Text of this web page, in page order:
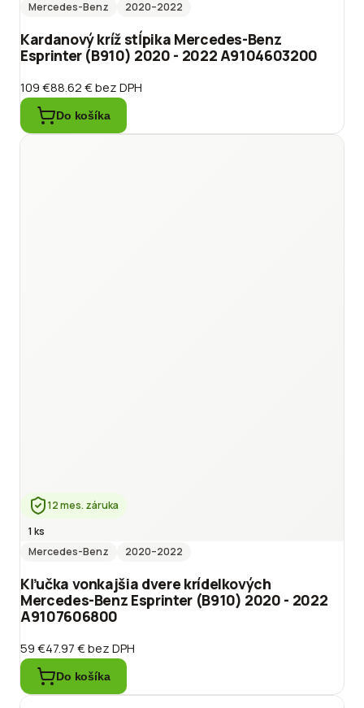
Mercedes-Benz 2020–2022
Kardanový kríž stĺpika Mercedes-Benz
Esprinter (B910) 2020 - 2022 A9104603200
109 €88.62 €bez DPH
Do košíka
12 mes. záruka
1 ks
Mercedes-Benz
2020–2022
Kľučka vonkajšia dvere krídelkových
Mercedes-Benz Esprinter (B910) 2020 - 2022
A9107606800
59 €47.97 €bez DPH
Do košíka